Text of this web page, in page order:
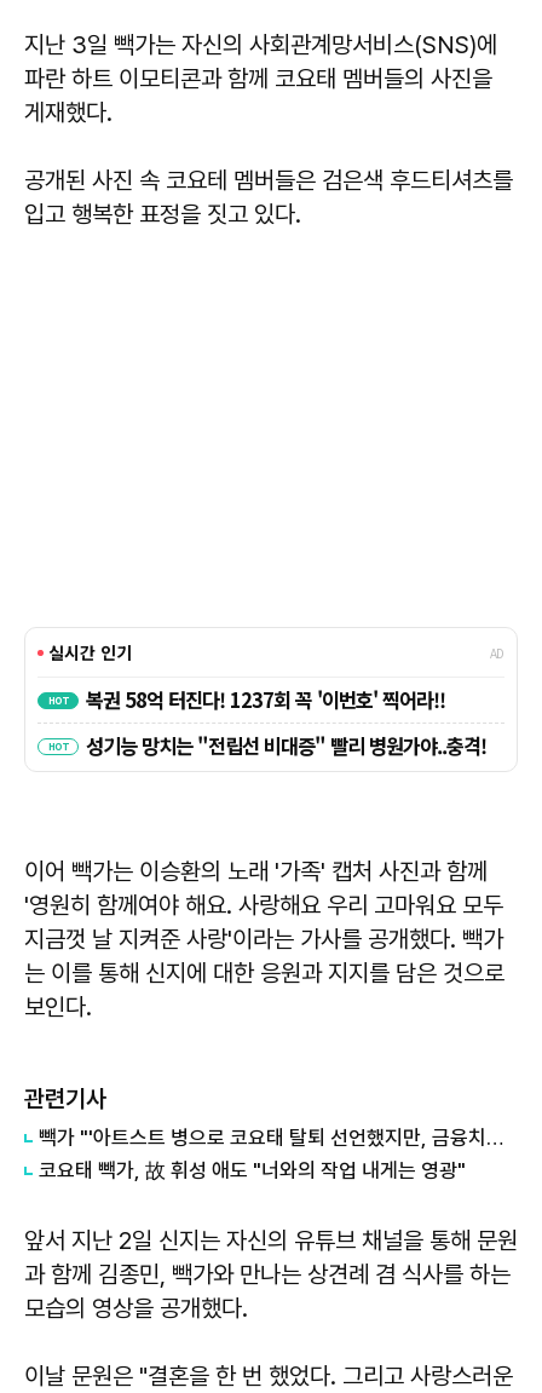
지난 3일 빽가는 자신의 사회관계망서비스(SNS)에
파란 하트 이모티콘과 함께 코요태 멤버들의 사진을
게재했다.
공개된 사진 속 코요테 멤버들은 검은색 후드티셔츠를
입고 행복한 표정을 짓고 있다.
이어 빽가는 이승환의 노래 '가족' 캡처 사진과 함께
'영원히 함께여야 해요. 사랑해요 우리 고마워요 모두
지금껏 날 지켜준 사랑'이라는 가사를 공개했다. 빽가
는 이를 통해 신지에 대한 응원과 지지를 담은 것으로
보인다.
관련기사
빽가 "'아트스트 병으로 코요태 탈퇴 선언했지만, 금융치료로 완치"
코요태 빽가, 故 휘성 애도 "너와의 작업 내게는 영광"
앞서 지난 2일 신지는 자신의 유튜브 채널을 통해 문원
과 함께 김종민, 빽가와 만나는 상견례 겸 식사를 하는
모습의 영상을 공개했다.
이날 문원은 "결혼을 한 번 했었다. 그리고 사랑스러운